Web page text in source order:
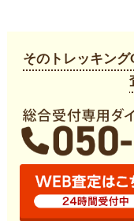
そのトレッキング